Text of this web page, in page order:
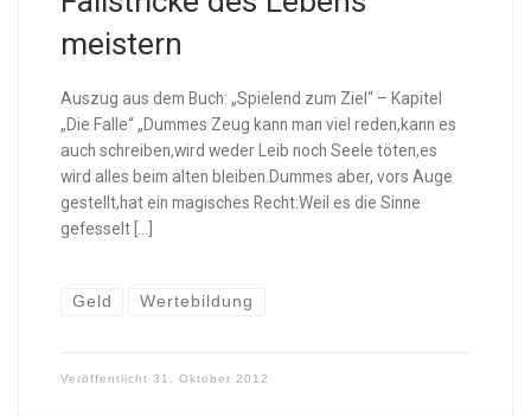
meistern
Auszug aus dem Buch: „Spielend zum Ziel“ – Kapitel
„Die Falle“ „Dummes Zeug kann man viel reden,kann es
auch schreiben,wird weder Leib noch Seele töten,es
wird alles beim alten bleiben.Dummes aber, vors Auge
gestellt,hat ein magisches Recht:Weil es die Sinne
gefesselt […]
Geld Wertebildung
Veröffentlicht 31. Oktober 2012